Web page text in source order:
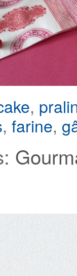
,
, farine,